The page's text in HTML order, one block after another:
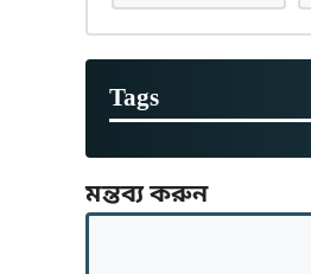
Tags
মন্তব্য করুন
মন্তব্য